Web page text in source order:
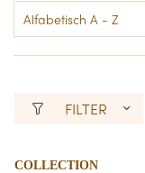
FILTER
COLLECTION